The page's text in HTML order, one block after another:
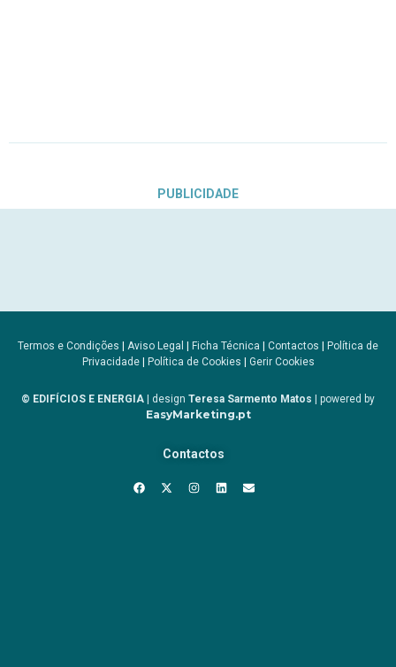
PUBLICIDADE
Termos e Condições | Aviso Legal | Ficha Técnica | Contactos | Política de
Privacidade| Política de Cookies | Gerir Cookies
© EDIFÍCIOS E ENERGIA | design Teresa Sarmento Matos | powered by
EasyMarketing.pt
Contactos